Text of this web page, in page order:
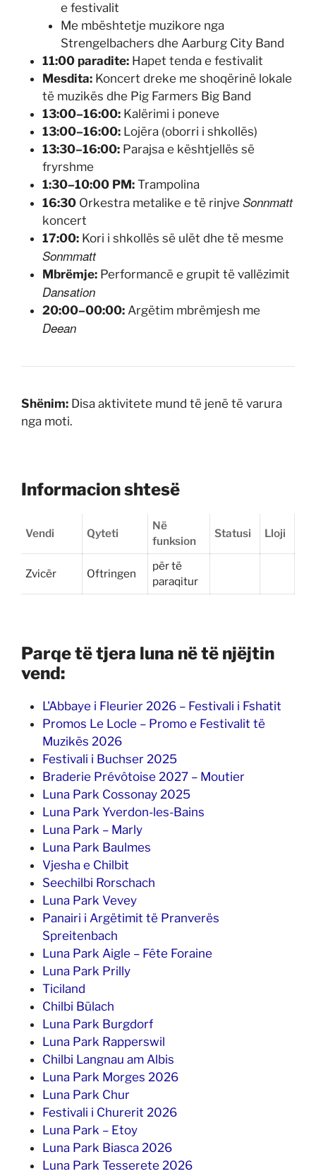
e festivalit
Me mbështetje muzikore nga
Strengelbachers dhe Aarburg City Band
11:00 paradite: Hapet tenda e festivalit
Mesdita: Koncert dreke me shoqërinë lokale
të muzikës dhe Pig Farmers Big Band
13:00–16:00: Kalërimi i poneve
13:00–16:00: Lojëra (oborri i shkollës)
13:30–16:00: Parajsa e kështjellës së
fryrshme
1:30–10:00 PM: Trampolina
16:30 Orkestra metalike e të rinjve Sonnmatt
koncert
17:00: Kori i shkollës së ulët dhe të mesme
Sonmmatt
Mbrëmje: Performancë e grupit të vallëzimit
Dansation
20:00–00:00: Argëtim mbrëmjesh me
Deean
Shënim: Disa aktivitete mund të jenë të varura
nga moti.
Informacion shtesë
Vendi Qyteti
Në
funksion
Statusi Lloji
Zvicër Oftringen
për të
paraqitur
Parqe të tjera luna në të njëjtin
vend:
L'Abbaye i Fleurier 2026 – Festivali i Fshatit
Promos Le Locle – Promo e Festivalit të
Muzikës 2026
Festivali i Buchser 2025
Braderie Prévôtoise 2027 – Moutier
Luna Park Cossonay 2025
Luna Park Yverdon-les-Bains
Luna Park – Marly
Luna Park Baulmes
Vjesha e Chilbit
Seechilbi Rorschach
Luna Park Vevey
Panairi i Argëtimit të Pranverës
Spreitenbach
Luna Park Aigle – Fête Foraine
Luna Park Prilly
Ticiland
Chilbi Bülach
Luna Park Burgdorf
Luna Park Rapperswil
Chilbi Langnau am Albis
Luna Park Morges 2026
Luna Park Chur
Festivali i Churerit 2026
Luna Park – Etoy
Luna Park Biasca 2026
Luna Park Tesserete 2026